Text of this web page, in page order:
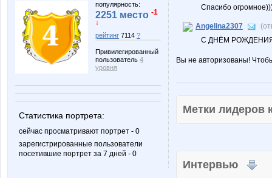
популярность:
2251 место -1
↓
рейтинг 7114 ?
Привилегированный
пользователь 4
уровня
Статистика портрета:
сейчас просматривают портрет - 0
зарегистрированные пользователи
посетившие портрет за 7 дней - 0
Спасибо
Angelina2307
С ДНЁМ
Вы не авторизованы!
Метки
Интервью